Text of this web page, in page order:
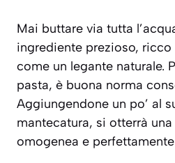
Mai buttare via tutta
ingrediente prezioso,
come un legante naturale.
pasta, è buona norma
Aggiungendone un po’ al
mantecatura, si otterrà
omogenea e